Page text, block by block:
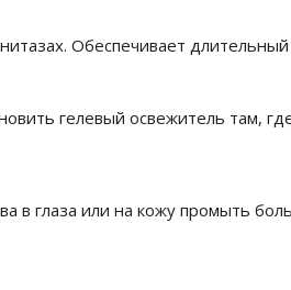
Обеспечивает
гелевый освежитель там,
в глаза или на кожу промыть